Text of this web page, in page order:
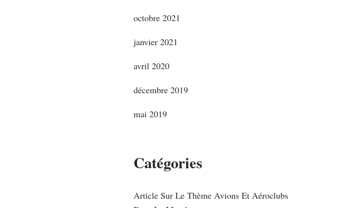
octobre 2021
janvier 2021
avril 2020
décembre 2019
mai 2019
Catégories
Article Sur Le Thème Avions Et Aéroclubs